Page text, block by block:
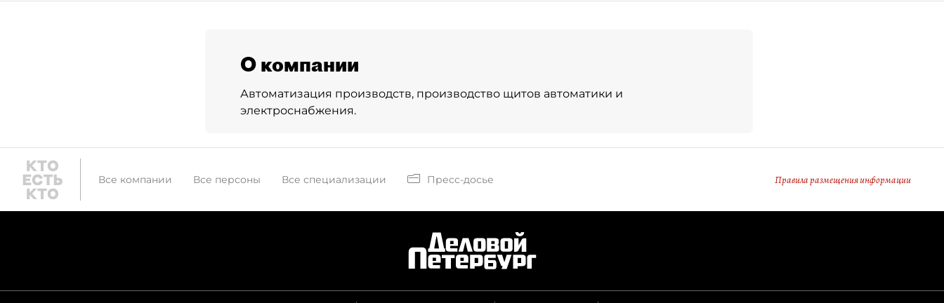
О компании
Автоматизация производств, производство щитов автоматики и
электроснабжения.
Все компании Все персоны Все специализации Пресс-досье Правила размещения информации